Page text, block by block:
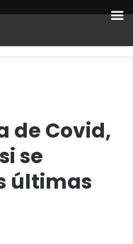
de Covid,
se
últimas